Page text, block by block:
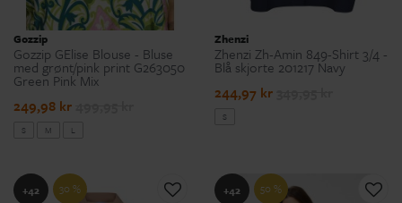
Gozzip
Gozzip GElise Blouse - Bluse
med grønt/pink print G263050
Green Pink Mix
249,98 kr
S M
Zhenzi
Zhenzi Zh-Amin 849-Shirt 3/4 -
Blå skjorte 201217 Navy
244,97 kr
S
+42 30 % +42 50 %